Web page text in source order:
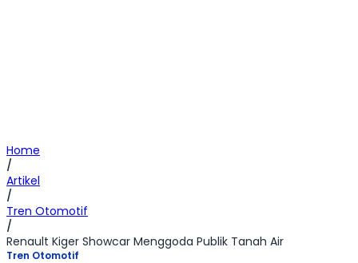
Home
/
Artikel
/
Tren Otomotif
/
Renault Kiger Showcar Menggoda Publik Tanah Air
Tren Otomotif